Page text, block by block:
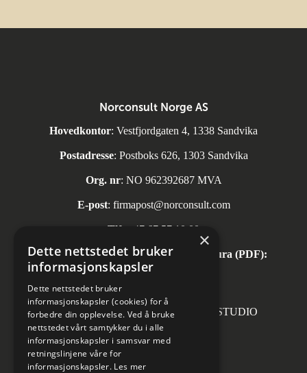
Norconsult Norge AS
Hovedkontor: Vestfjordgaten 4, 1338 Sandvika
Postadresse: Postboks 626, 1303 Sandvika
Org. nr: NO 962392687 MVA
E-post: firmapost@norconsult.com
Tlf: +47 67 57 10 00
Automatisk mottak av inngående faktura (PDF):
invoice.no@norconsult.com
Forsidefoto: RASMUS HJORTSHOJ STUDIO
×
Dette nettstedet bruker
informasjonskapsler
Dette nettstedet bruker
informasjonskapsler (cookies) for å
forbedre din opplevelse. Ved å bruke
nettstedet vårt samtykker du i alle
informasjonskapsler i samsvar med
retningslinjene våre for
informasjonskapsler. Les mer